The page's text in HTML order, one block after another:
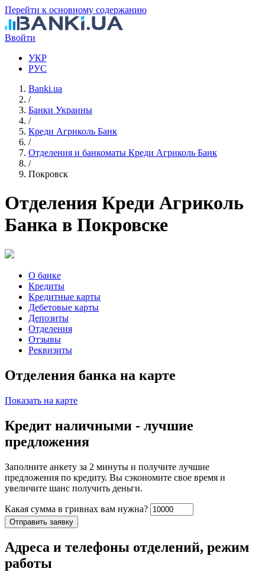
Перейти к основному содержанию
Ввойти
УКР
РУС
Banki.ua
/
Банки Украины
/
Креди Агриколь Банк
/
Отделения и банкоматы Креди Агриколь Банк
/
Покровск
Отделения Креди Агриколь
Банка в Покровске
О банке
Кредиты
Кредитные карты
Дебетовые карты
Депозиты
Отделения
Отзывы
Реквизиты
Отделения банка на карте
Показать на карте
Кредит наличными - лучшие
предложения
Заполните анкету за 2 минуты и получите лучшие
предложения по кредиту. Вы сэкономите свое время и
увеличите шанс получить деньги.
Какая сумма в гривнах вам нужна?
Адреса и телефоны отделений, режим
работы